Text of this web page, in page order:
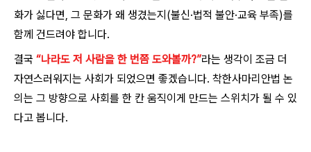
화가 싫다면, 그 문화가 왜 생겼는지(불신·법적 불안·교육 부족)를
함께 건드려야 합니다.
결국 “나라도 저 사람을 한 번쯤 도와볼까?”라는 생각이 조금 더
자연스러워지는 사회가 되었으면 좋겠습니다. 착한사마리안법 논
의는 그 방향으로 사회를 한 칸 움직이게 만드는 스위치가 될 수 있
다고 봅니다.